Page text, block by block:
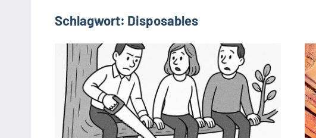
Schlagwort: Disposables